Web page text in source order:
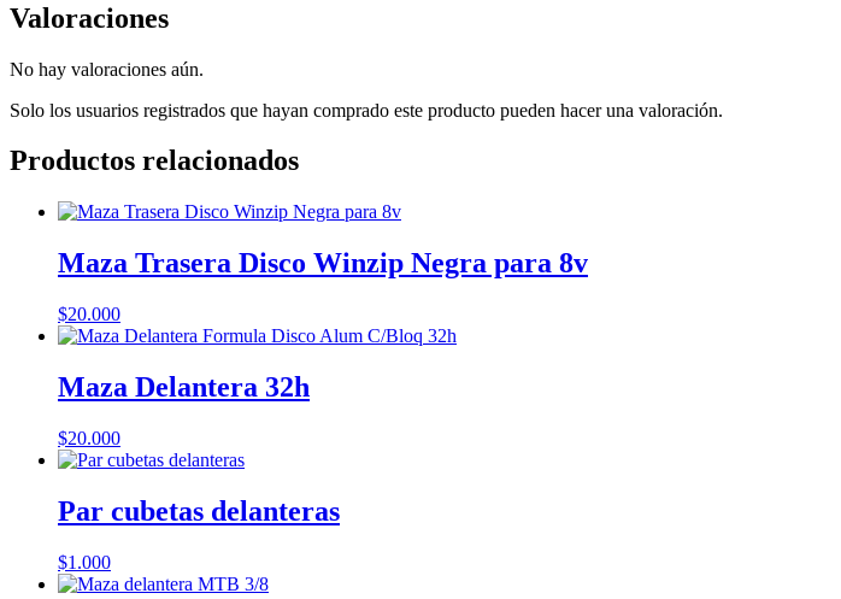
Valoraciones
No hay valoraciones aún.
Solo los usuarios registrados que hayan comprado este producto pueden hacer una valoración.
Productos relacionados
Maza Trasera Disco Winzip Negra para 8v
$20.000
Maza Delantera 32h
$20.000
Par cubetas delanteras
$1.000